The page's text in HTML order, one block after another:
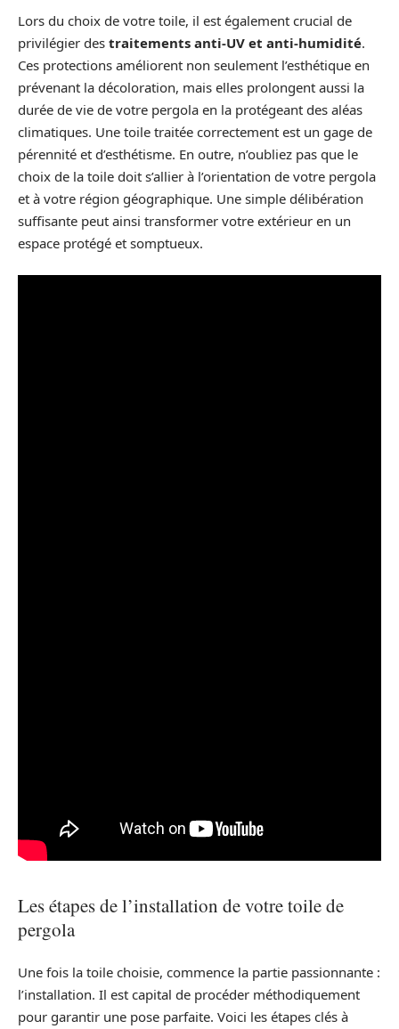
Lors du choix de votre toile, il est également crucial de
privilégier des traitements anti-UV et anti-humidité.
Ces protections améliorent non seulement l’esthétique en
prévenant la décoloration, mais elles prolongent aussi la
durée de vie de votre pergola en la protégeant des aléas
climatiques. Une toile traitée correctement est un gage de
pérennité et d’esthétisme. En outre, n’oubliez pas que le
choix de la toile doit s’allier à l’orientation de votre pergola
et à votre région géographique. Une simple délibération
suffisante peut ainsi transformer votre extérieur en un
espace protégé et somptueux.
Les étapes de l’installation de votre toile de
pergola
Une fois la toile choisie, commence la partie passionnante :
l’installation. Il est capital de procéder méthodiquement
pour garantir une pose parfaite. Voici les étapes clés à